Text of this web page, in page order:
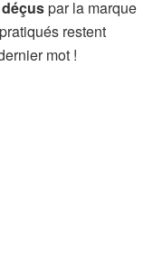
par la marque
restent
mot !